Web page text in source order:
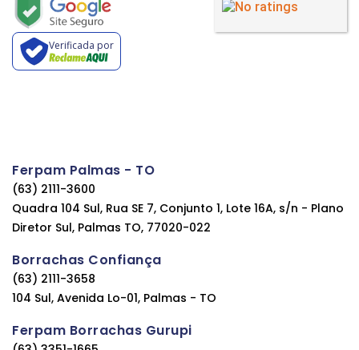
Verificada por
Ferpam Palmas - TO
(63) 2111-3600
Quadra 104 Sul, Rua SE 7, Conjunto 1, Lote 16A, s/n - Plano
Diretor Sul, Palmas TO, 77020-022
Borrachas Confiança
(63) 2111-3658
104 Sul, Avenida Lo-01, Palmas - TO
Ferpam Borrachas Gurupi